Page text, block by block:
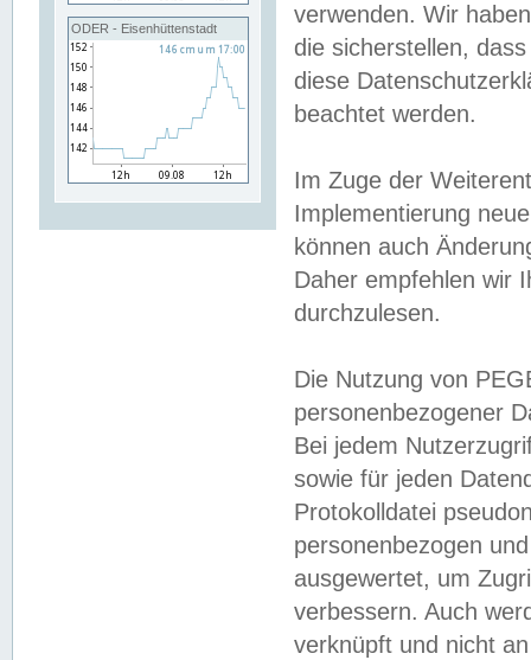
ODER - Eisenhüttenstadt
verwenden. Wir
die sicherstellen,
diese
beachtet werden.
Im Zuge der
Implementierung
können auch
Daher empfehlen wir
durchzulesen.
Die Nutzung von
personenbezogener
Bei jedem
sowie für jeden
Protokolldatei
personenbezogen
ausgewertet, um
verbessern. Auch
verknüpft und nicht